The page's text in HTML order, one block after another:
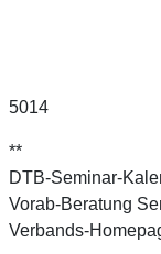
5014
**
DTB-Seminar-
Vorab-Beratung
Verbands-